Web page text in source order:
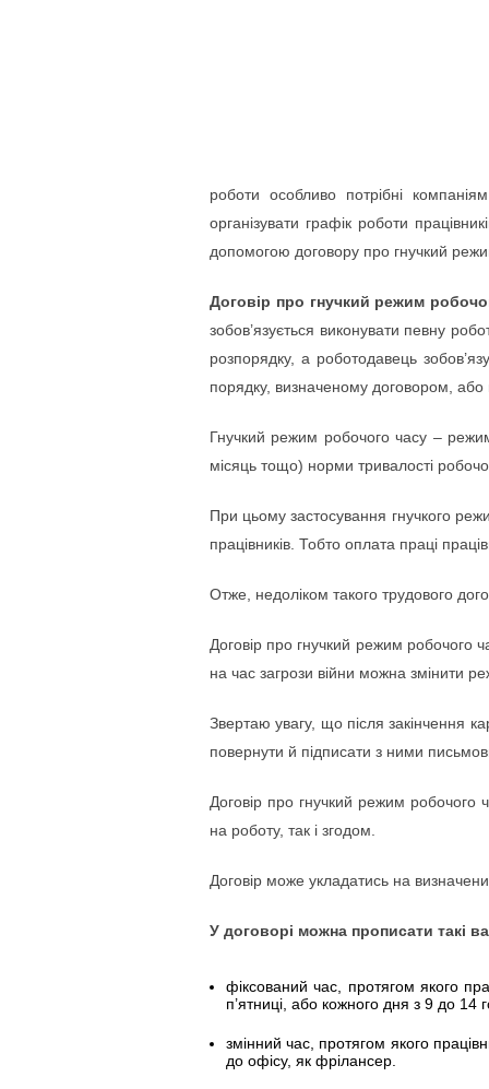
роботи особливо потрібні
організувати графік роботи
допомогою договору про гнучкий
Договір про гнучкий режим
зобов’язується виконувати певну
розпорядку, а роботодавець
порядку, визначеному договором, або
Гнучкий режим робочого часу –
місяць тощо) норми тривалості
При цьому застосування гнучкого
працівників. Тобто оплата праці
Отже, недоліком такого трудового
Договір про гнучкий режим робочого
на час загрози війни можна змінити
Звертаю увагу, що після закінчення
повернути й підписати з ними
Договір про гнучкий режим робочого
на роботу, так і згодом.
Договір може укладатись на
У договорі можна прописати такі
фіксований час, протягом якого
п’ятниці, або кожного дня з 9 до 14
змінний час, протягом якого
до офісу, як фрілансер.